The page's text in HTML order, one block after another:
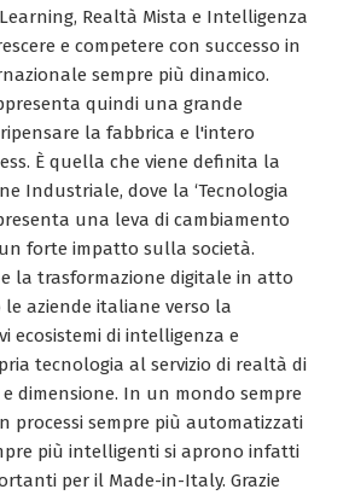
Realtà Mista e Intelligenza
e competere con successo in
sempre più dinamico.
quindi una grande
la fabbrica e l'intero
È quella che viene definita la
Industriale, dove la ‘Tecnologia
una leva di cambiamento
forte impatto sulla società.
la trasformazione digitale in atto
aziende italiane verso la
ecosistemi di intelligenza e
tecnologia al servizio di realtà di
dimensione. In un mondo sempre
processi sempre più automatizzati
più intelligenti si aprono infatti
per il Made-in-Italy. Grazie